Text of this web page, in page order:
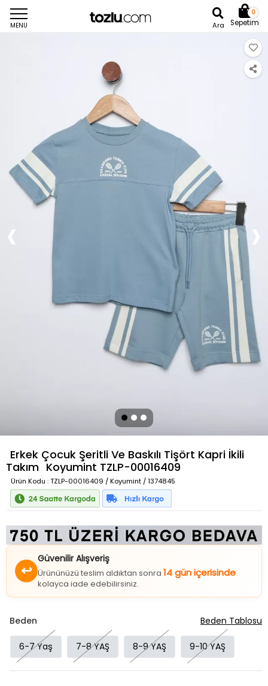
MENU Ara
0
Sepetim
Erkek Çocuk Şeritli Ve Baskılı Tişört Kapri İkili
Takım Koyumint TZLP-00016409
Ürün Kodu : TZLP-00016409 / Koyumint / 1374845
↩
Güvenilir Alışveriş
Ürününüzü teslim aldıktan sonra 14 gün içerisinde
kolayca iade edebilirsiniz.
Beden
6-7 Yaş 7-8 YAŞ 8-9 YAŞ 9-10 YAŞ
Beden Tablosu